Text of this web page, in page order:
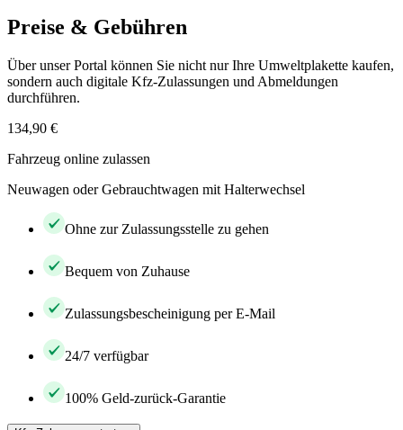
Preise & Gebühren
Über unser Portal können Sie nicht nur Ihre Umweltplakette kaufen,
sondern auch digitale Kfz-Zulassungen und Abmeldungen
durchführen.
134,90 €
Fahrzeug online zulassen
Neuwagen oder Gebrauchtwagen mit Halterwechsel
Ohne zur Zulassungsstelle zu gehen
Bequem von Zuhause
Zulassungsbescheinigung per E-Mail
24/7 verfügbar
100% Geld-zurück-Garantie